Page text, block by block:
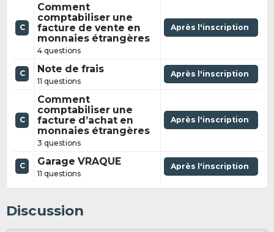
C
Comment
comptabiliser une
facture de vente en
monnaies étrangères
4 questions
Après l'inscription
C Note de frais
11 questions
Après l'inscription
C
Comment
comptabiliser une
facture d’achat en
monnaies étrangères
3 questions
Après l'inscription
C Garage VRAQUE
11 questions
Après l'inscription
Discussion